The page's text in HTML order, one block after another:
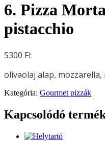
6. Pizza
pistacchio
5300 Ft
olivaolaj alap,
Kategória: Gourmet pizzák
Kapcsolódó